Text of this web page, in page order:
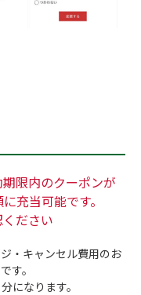
限内のクーポンが
充当可能です。
ださい
・キャンセル費用のお
す。
になります。